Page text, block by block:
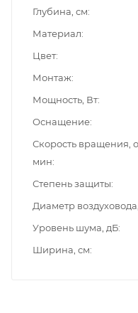
Глубина, см
Материал
Цвет
Монтаж
Мощность, Вт
Оснащение
Скорость вращения,
мин
Степень защиты
Диаметр
Уровень шума, дБ
Ширина, см